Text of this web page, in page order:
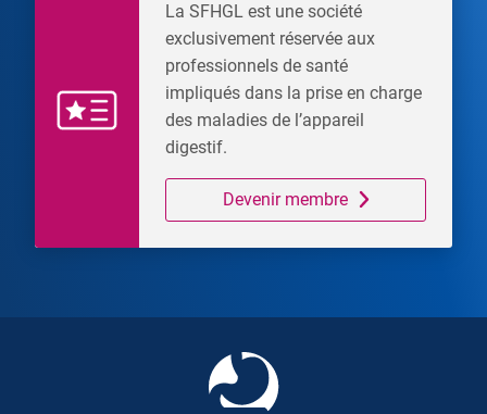
La SFHGL est une société
exclusivement réservée aux
professionnels de santé
impliqués dans la prise en charge
des maladies de l’appareil
digestif.
Devenir membre